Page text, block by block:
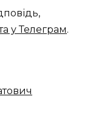
у Телеграм.